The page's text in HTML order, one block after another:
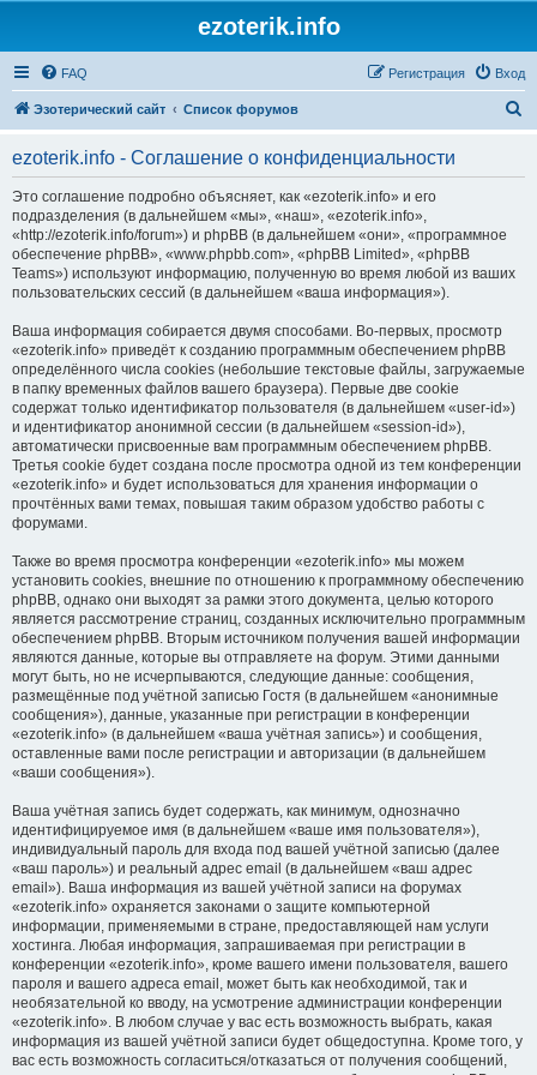
ezoterik.info
FAQ Вход
Регистрация
Эзотерический сайт Список форумов
ezoterik.info - Соглашение о конфиденциальности
Это соглашение подробно объясняет, как «ezoterik.info» и его
подразделения (в дальнейшем «мы», «наш», «ezoterik.info»,
«http://ezoterik.info/forum») и phpBB (в дальнейшем «они», «программное
обеспечение phpBB», «www.phpbb.com», «phpBB Limited», «phpBB
Teams») используют информацию, полученную во время любой из ваших
пользовательских сессий (в дальнейшем «ваша информация»).
Ваша информация собирается двумя способами. Во-первых, просмотр
«ezoterik.info» приведёт к созданию программным обеспечением phpBB
определённого числа cookies (небольшие текстовые файлы, загружаемые
в папку временных файлов вашего браузера). Первые две cookie
содержат только идентификатор пользователя (в дальнейшем «user-id»)
и идентификатор анонимной сессии (в дальнейшем «session-id»),
автоматически присвоенные вам программным обеспечением phpBB.
Третья cookie будет создана после просмотра одной из тем конференции
«ezoterik.info» и будет использоваться для хранения информации о
прочтённых вами темах, повышая таким образом удобство работы с
форумами.
Также во время просмотра конференции «ezoterik.info» мы можем
установить cookies, внешние по отношению к программному обеспечению
phpBB, однако они выходят за рамки этого документа, целью которого
является рассмотрение страниц, созданных исключительно программным
обеспечением phpBB. Вторым источником получения вашей информации
являются данные, которые вы отправляете на форум. Этими данными
могут быть, но не исчерпываются, следующие данные: сообщения,
размещённые под учётной записью Гостя (в дальнейшем «анонимные
сообщения»), данные, указанные при регистрации в конференции
«ezoterik.info» (в дальнейшем «ваша учётная запись») и сообщения,
оставленные вами после регистрации и авторизации (в дальнейшем
«ваши сообщения»).
Ваша учётная запись будет содержать, как минимум, однозначно
идентифицируемое имя (в дальнейшем «ваше имя пользователя»),
индивидуальный пароль для входа под вашей учётной записью (далее
«ваш пароль») и реальный адрес email (в дальнейшем «ваш адрес
email»). Ваша информация из вашей учётной записи на форумах
«ezoterik.info» охраняется законами о защите компьютерной
информации, применяемыми в стране, предоставляющей нам услуги
хостинга. Любая информация, запрашиваемая при регистрации в
конференции «ezoterik.info», кроме вашего имени пользователя, вашего
пароля и вашего адреса email, может быть как необходимой, так и
необязательной ко вводу, на усмотрение администрации конференции
«ezoterik.info». В любом случае у вас есть возможность выбрать, какая
информация из вашей учётной записи будет общедоступна. Кроме того, у
вас есть возможность согласиться/отказаться от получения сообщений,